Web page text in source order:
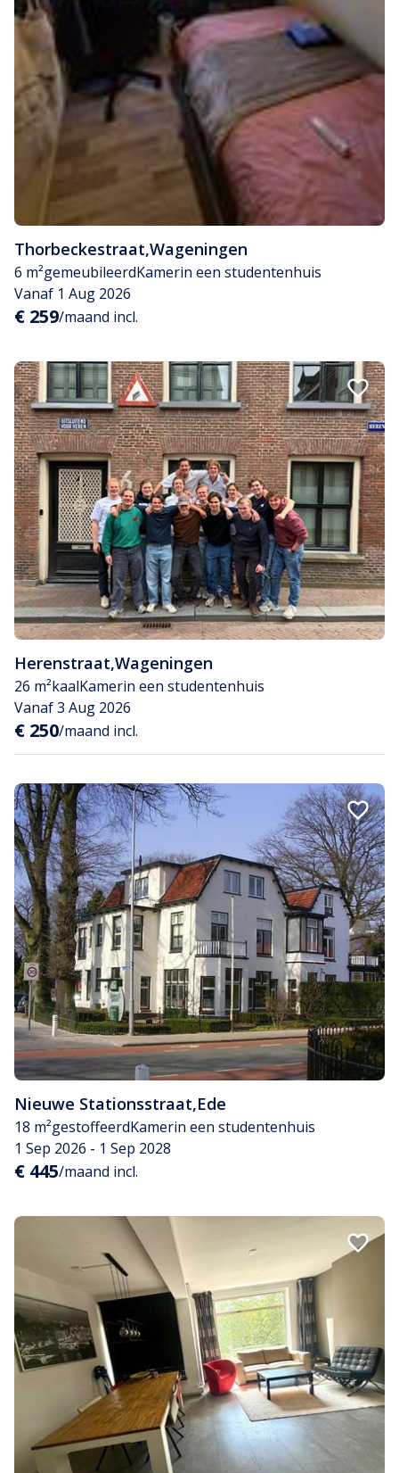
Thorbeckestraat,Wageningen
6 m²gemeubileerdKamerin een studentenhuis
Vanaf 1 Aug 2026
€ 259/maand incl.
Herenstraat,Wageningen
26 m²kaalKamerin een studentenhuis
Vanaf 3 Aug 2026
€ 250/maand incl.
Nieuwe Stationsstraat,Ede
18 m²gestoffeerdKamerin een studentenhuis
1 Sep 2026 - 1 Sep 2028
€ 445/maand incl.